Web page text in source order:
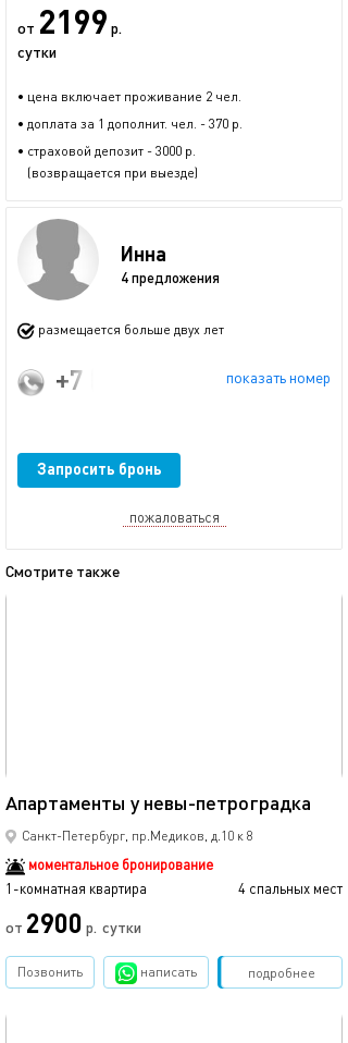
от 2199 р.
сутки
• цена включает проживание 2 чел.
• доплата за 1 дополнит. чел. - 370 р.
• страховой депозит - 3000 р.
(возвращается при выезде)
Инна
4 предложения
размещается больше двух лет
показать номер
+7 (928) 285-61-62
Запросить бронь
пожаловаться
Смотрите также
Апартаменты у невы-петроградка
Санкт-Петербург, пр.Медиков, д.10 к 8
моментальное бронирование
1-комнатная квартира
4 спальных мест
от 2900 р. сутки
подробнее
Позвонить написать Забронировать